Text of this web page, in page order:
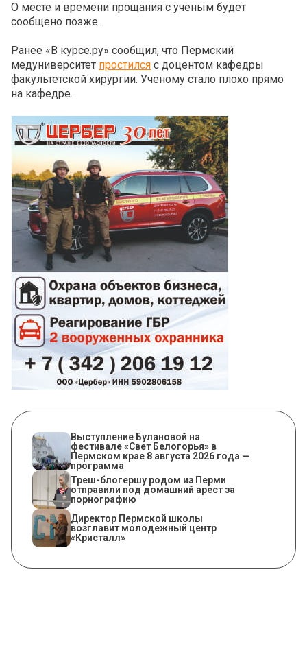
О месте и времени прощания с ученым будет
сообщено позже.
Ранее «В курсе.ру» сообщил, что Пермский
медуниверситет простился с доцентом кафедры
факультетской хирургии. Ученому стало плохо прямо
на кафедре.
Выступление Булановой на
фестивале «Свет Белогорья» в
Пермском крае 8 августа 2026 года —
программа
Треш-блогершу родом из Перми
отправили под домашний арест за
порнографию
​Директор Пермской школы
возглавит молодежный центр
«Кристалл»